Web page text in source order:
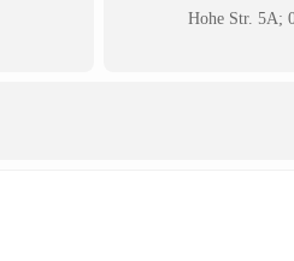
Hohe Str. 5A;